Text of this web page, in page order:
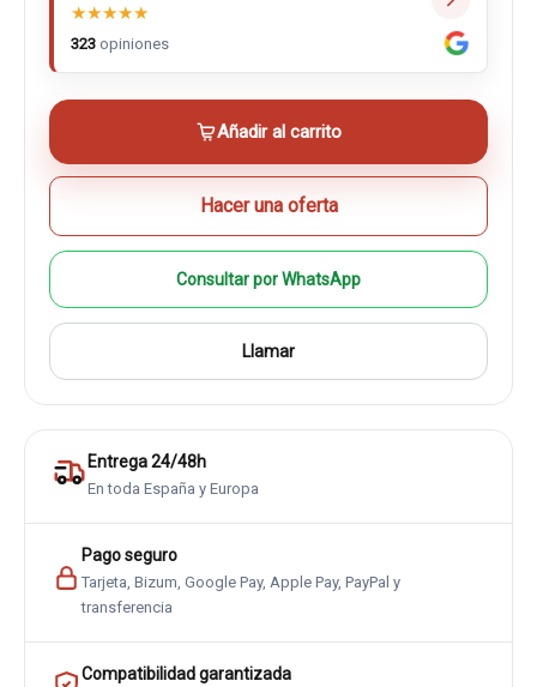
★★★★★
323 opiniones
Añadir al carrito
Hacer una oferta
Consultar por WhatsApp
Llamar
Entrega 24/48h
En toda España y Europa
Pago seguro
Tarjeta, Bizum, Google Pay, Apple Pay, PayPal y
transferencia
Compatibilidad garantizada